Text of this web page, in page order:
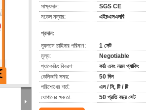
সাক্ষ্যদান:
SGS CE
মডেল নম্বার:
এইচএসএলবি
প্রদান:
ন্যূনতম চাহিদার পরিমাণ:
1 সেট
মূল্য:
Negotiable
প্যাকেজিং বিবরণ:
কাঠ এবং নরম প্যাকিং
ডেলিভারি সময়:
50 দিন
পরিশোধের শর্ত:
এল / সি, টি / টি
যোগানের ক্ষমতা:
50 প্রতি বছর সেট